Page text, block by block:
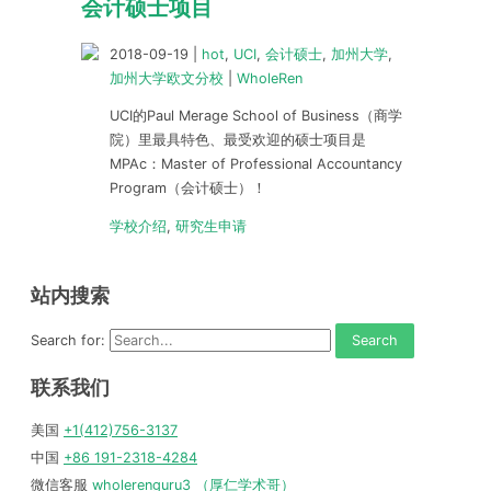
会计硕士项目
2018-09-19 hot, UCI, 会计硕士, 加州大学,
加州大学欧文分校
WholeRen
UCI的Paul Merage School of Business（商学
院）里最具特色、最受欢迎的硕士项目是
MPAc：Master of Professional Accountancy
Program（会计硕士）！
学校介绍, 研究生申请
站内搜索
Search for:
联系我们
美国 +1(412)756-3137
中国 +86 191-2318-4284
微信客服 wholerenguru3 （厚仁学术哥）